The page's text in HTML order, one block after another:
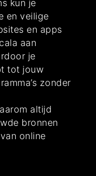
kun je
en veilige
en apps
aan
je
tot jouw
zonder
altijd
bronnen
online